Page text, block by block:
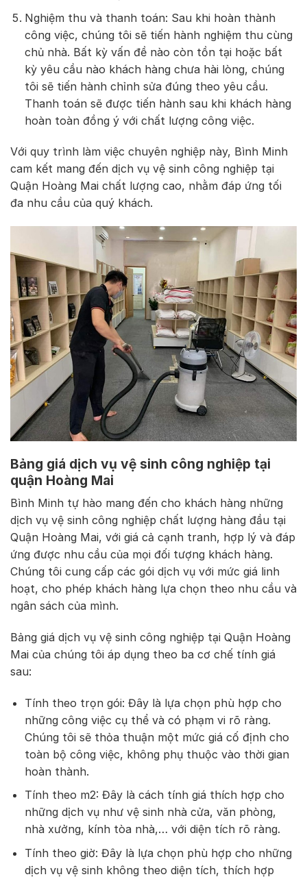
Nghiệm thu và thanh toán: Sau khi hoàn thành
công việc, chúng tôi sẽ tiến hành nghiệm thu cùng
chủ nhà. Bất kỳ vấn đề nào còn tồn tại hoặc bất
kỳ yêu cầu nào khách hàng chưa hài lòng, chúng
tôi sẽ tiến hành chỉnh sửa đúng theo yêu cầu.
Thanh toán sẽ được tiến hành sau khi khách hàng
hoàn toàn đồng ý với chất lượng công việc.
Với quy trình làm việc chuyên nghiệp này, Bình Minh
cam kết mang đến dịch vụ vệ sinh công nghiệp tại
Quận Hoàng Mai chất lượng cao, nhằm đáp ứng tối
đa nhu cầu của quý khách.
Bảng giá dịch vụ vệ sinh công nghiệp tại
quận Hoàng Mai
Bình Minh tự hào mang đến cho khách hàng những
dịch vụ vệ sinh công nghiệp chất lượng hàng đầu tại
Quận Hoàng Mai, với giá cả cạnh tranh, hợp lý và đáp
ứng được nhu cầu của mọi đối tượng khách hàng.
Chúng tôi cung cấp các gói dịch vụ với mức giá linh
hoạt, cho phép khách hàng lựa chọn theo nhu cầu và
ngân sách của mình.
Bảng giá dịch vụ vệ sinh công nghiệp tại Quận Hoàng
Mai của chúng tôi áp dụng theo ba cơ chế tính giá
sau:
Tính theo trọn gói: Đây là lựa chọn phù hợp cho
những công việc cụ thể và có phạm vi rõ ràng.
Chúng tôi sẽ thỏa thuận một mức giá cố định cho
toàn bộ công việc, không phụ thuộc vào thời gian
hoàn thành.
Tính theo m2: Đây là cách tính giá thích hợp cho
những dịch vụ như vệ sinh nhà cửa, văn phòng,
nhà xưởng, kính tòa nhà,… với diện tích rõ ràng.
Tính theo giờ: Đây là lựa chọn phù hợp cho những
dịch vụ vệ sinh không theo diện tích, thích hợp